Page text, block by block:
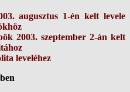
augusztus 1-én kelt levele
2003. szeptember 2-án kelt
leveléhez